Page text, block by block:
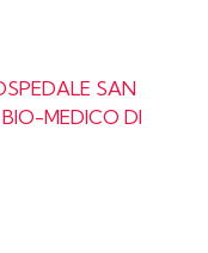
SAN
MEDICO DI